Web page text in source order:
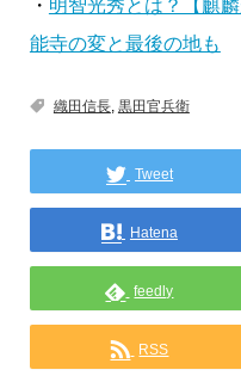
・ 明智光秀とは？【麒
能寺の変と最後の地も
織田信長, 黒田官兵衛
Tweet
Hatena
feedly
RSS